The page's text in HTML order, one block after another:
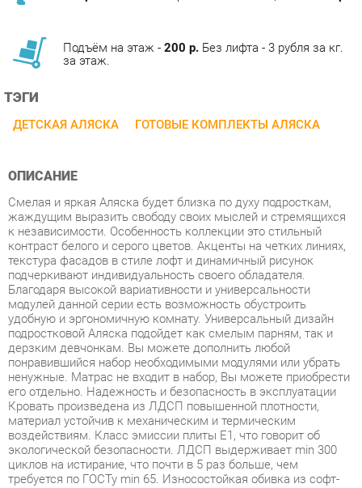
ТЭГИ
ОПИСАНИЕ
жаждущим выразить свободу своих мыслей и стремящихся
контраст белого и серого цветов. Акценты на четких линиях,
текстура фасадов в стиле лофт и динамичный рисунок
подчеркивают индивидуальность своего обладателя.
Благодаря высокой вариативности и универсальности
модулей данной серии есть возможность обустроить
удобную и эргономичную комнату. Универсальный дизайн
подростковой Аляска подойдет как смелым парням, так и
дерзким девчонкам. Вы можете дополнить любой
понравившийся набор необходимыми модулями или убрать
ненужные. Матрас не входит в набор, Вы можете приобрести
его отдельно. Надежность и безопасность в эксплуатации
Кровать произведена из ЛДСП повышенной плотности,
материал устойчив к механическим и термическим
воздействиям. Класс эмиссии плиты Е1, что говорит об
экологической безопасности. ЛДСП выдерживает min 300
циклов на истирание, что почти в 5 раз больше, чем
требуется по ГОСТу min 65. Износостойкая обивка из софт-
велюра не выцветает от воздействия солнечных лучей и
будет радовать Вас долгие годы. Понятная инструкция и
необходимая фурнитура для сборки поставляются в
комплекте. Гарантия 8 лет. Это больше, чем по ГОСТу.